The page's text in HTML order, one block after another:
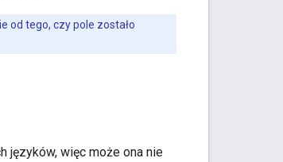
od tego, czy pole zostało
języków, więc może ona nie